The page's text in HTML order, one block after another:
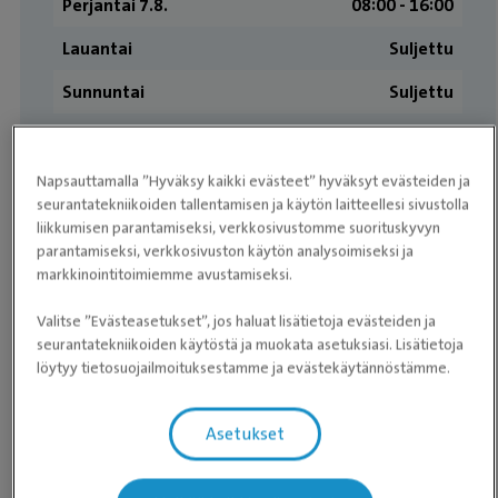
Perjantai 7.8.
08:00 - 16:00
Lauantai
Suljettu
Sunnuntai
Suljettu
Asiakkaiden arvostelut
Pinja Mitrovitch ★★★★
★★★★
(tosin ei halvemmasta päästä), mutta koiran
hyväksyttyä paikan en ole halunnut vaihtaa.
Napsauttamalla ”Hyväksy kaikki evästeet” hyväksyt evästeiden ja
seurantatekniikoiden tallentamisen ja käytön laitteellesi sivustolla
liikkumisen parantamiseksi, verkkosivustomme suorituskyvyn
parantamiseksi, verkkosivuston käytön analysoimiseksi ja
markkinointitoimiemme avustamiseksi.
Valitse ”Evästeasetukset”, jos haluat lisätietoja evästeiden ja
seurantatekniikoiden käytöstä ja muokata asetuksiasi. Lisätietoja
löytyy tietosuojailmoituksestamme ja evästekäytännöstämme.
Asetukset